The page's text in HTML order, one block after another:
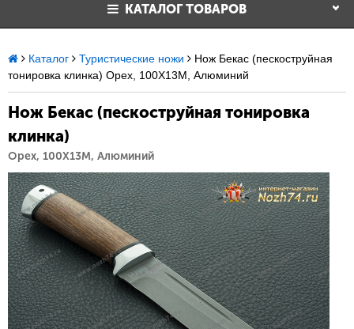
КАТАЛОГ ТОВАРОВ
Каталог Туристические ножи
Нож Бекас (пескоструйная
тонировка клинка) Орех, 100Х13М, Алюминий
Нож Бекас (пескоструйная тонировка
клинка)
Орех, 100Х13М, Алюминий